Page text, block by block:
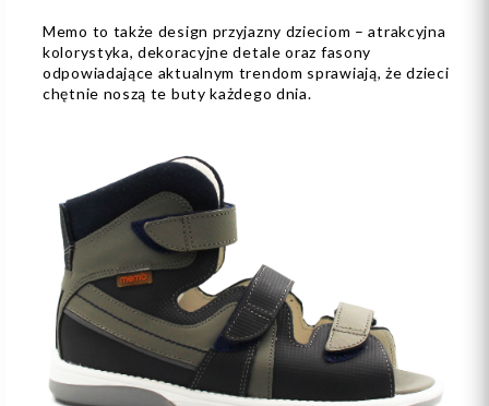
Memo to także design przyjazny dzieciom – atrakcyjna
kolorystyka, dekoracyjne detale oraz fasony
odpowiadające aktualnym trendom sprawiają, że dzieci
chętnie noszą te buty każdego dnia.